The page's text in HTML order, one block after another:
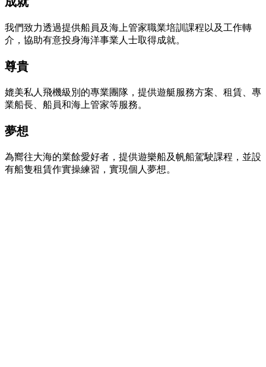
我們致力透過提供船員及海上管家職業培訓課程以及工作轉
介，協助有意投身海洋事業人士取得成就。
尊貴
媲美私人飛機級別的專業團隊，提供遊艇服務方案、租賃、專
業船長、船員和海上管家等服務。
夢想
為嚮往大海的業餘愛好者，提供遊樂船及帆船駕駛課程，並設
有船隻租賃作實操練習，實現個人夢想。